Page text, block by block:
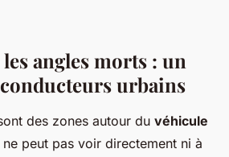
angles morts : un
urbains
des zones autour du véhicule
ne peut pas voir directement ni à